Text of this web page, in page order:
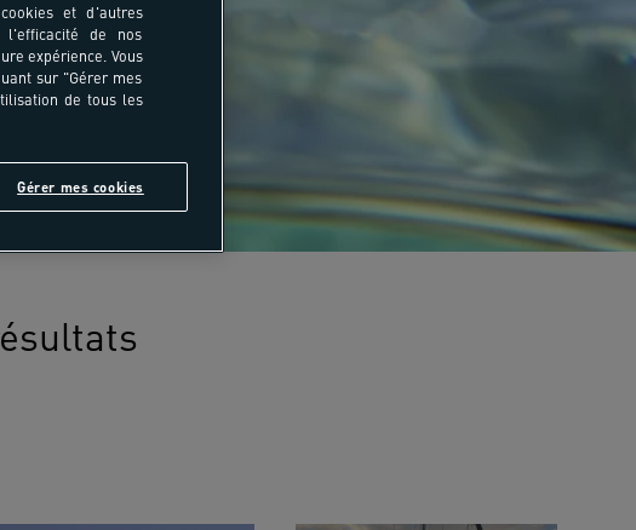
et d'autres
l'efficacité de nos
expérience. Vous
sur "Gérer mes
de tous les
Gérer mes cookies